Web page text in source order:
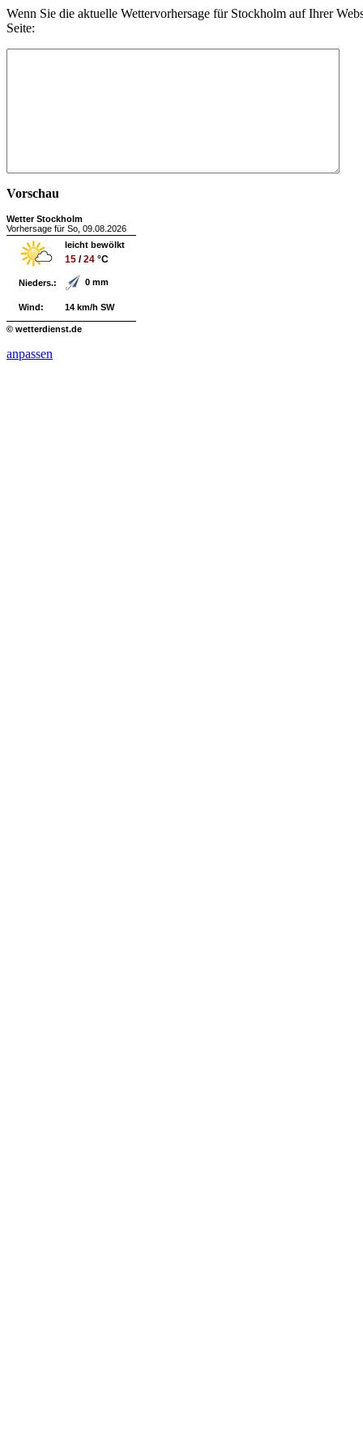
Wenn Sie die aktuelle Wettervorhersage für Stockholm auf Ihrer
Seite:
Vorschau
Wetter Stockholm
Vorhersage für So, 09.08.2026
leicht bewölkt
15 /24 °C
Nieders.: 0 mm
Wind: 14 km/h SW
© wetterdienst.de
anpassen